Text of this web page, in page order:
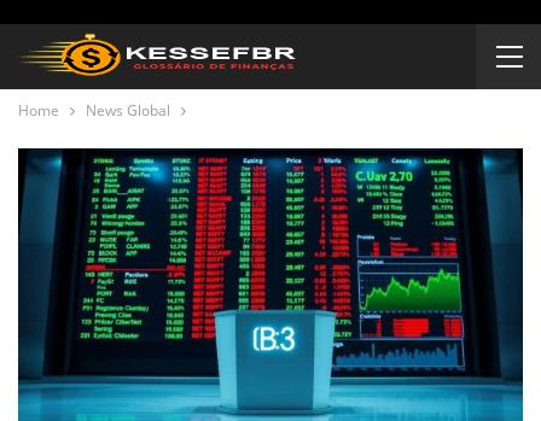
Home News Global